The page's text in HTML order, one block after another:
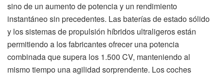
sino de un aumento de potencia y un rendimiento
instantáneo sin precedentes. Las baterías de estado sólido
y los sistemas de propulsión híbridos ultraligeros están
permitiendo a los fabricantes ofrecer una potencia
combinada que supera los 1.500 CV, manteniendo al
mismo tiempo una agilidad sorprendente. Los coches